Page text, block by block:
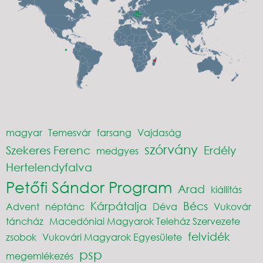
magyar Temesvár farsang Vajdaság
Szekeres Ferenc medgyes szórvány Erdély
Hertelendyfalva
Petőfi Sándor Program Arad kiállítás
Advent néptánc Kárpátalja Déva Bécs Vukovár
táncház Macedóniai Magyarok Teleház Szervezete
zsobok Vukovári Magyarok Egyesülete felvidék
megemlékezés psp